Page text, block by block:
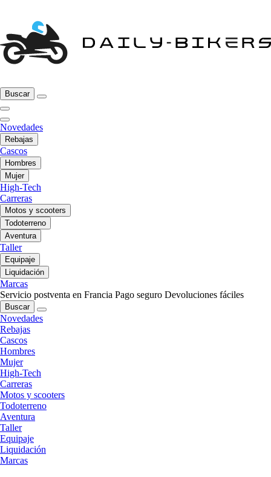
Buscar
Novedades
Rebajas
Cascos
Hombres
Mujer
High-Tech
Carreras
Motos y scooters
Todoterreno
Aventura
Taller
Equipaje
Liquidación
Marcas
Servicio postventa en Francia Pago seguro Devoluciones fáciles
Buscar
Novedades
Rebajas
Cascos
Hombres
Mujer
High-Tech
Carreras
Motos y scooters
Todoterreno
Aventura
Taller
Equipaje
Liquidación
Marcas